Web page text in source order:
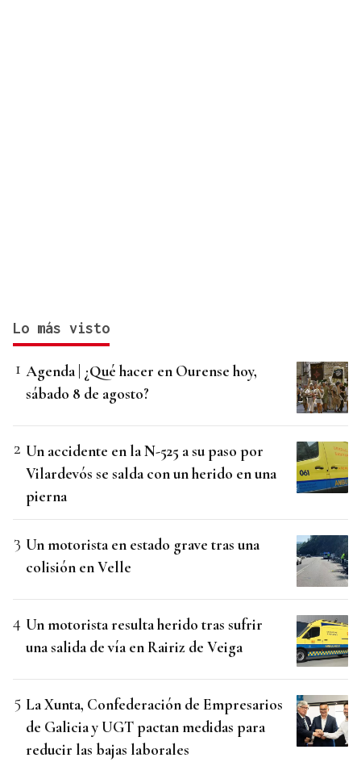
Lo más visto
Agenda | ¿Qué hacer en Ourense hoy,
sábado 8 de agosto?
Un accidente en la N-525 a su paso por
Vilardevós se salda con un herido en una
pierna
Un motorista en estado grave tras una
colisión en Velle
Un motorista resulta herido tras sufrir
una salida de vía en Rairiz de Veiga
La Xunta, Confederación de Empresarios
de Galicia y UGT pactan medidas para
reducir las bajas laborales